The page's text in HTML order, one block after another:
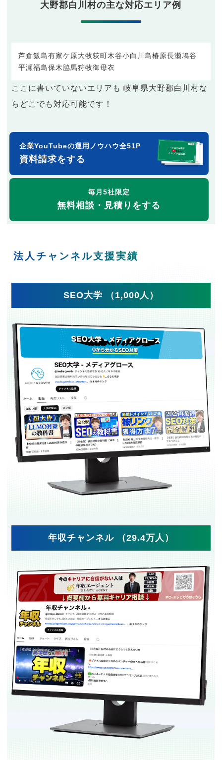
大野郡白川村の主な対応エリア例
芦倉飯島有家ケ原大牧荻町木谷小白川島椿原長瀬鳩谷
平瀬福島保木脇馬狩牧御母衣
ここに書いていないエリアも 岐阜県大野郡白川村な
らどこでも対応可能です！
企業YouTubeの運用ノウハウ全51P
資料請求をする
毎月5社限定
無料相談・見積りをする
法人チャンネル支援実績
SEO大学 （1,000人）
年収チャンネル （29.4万人）